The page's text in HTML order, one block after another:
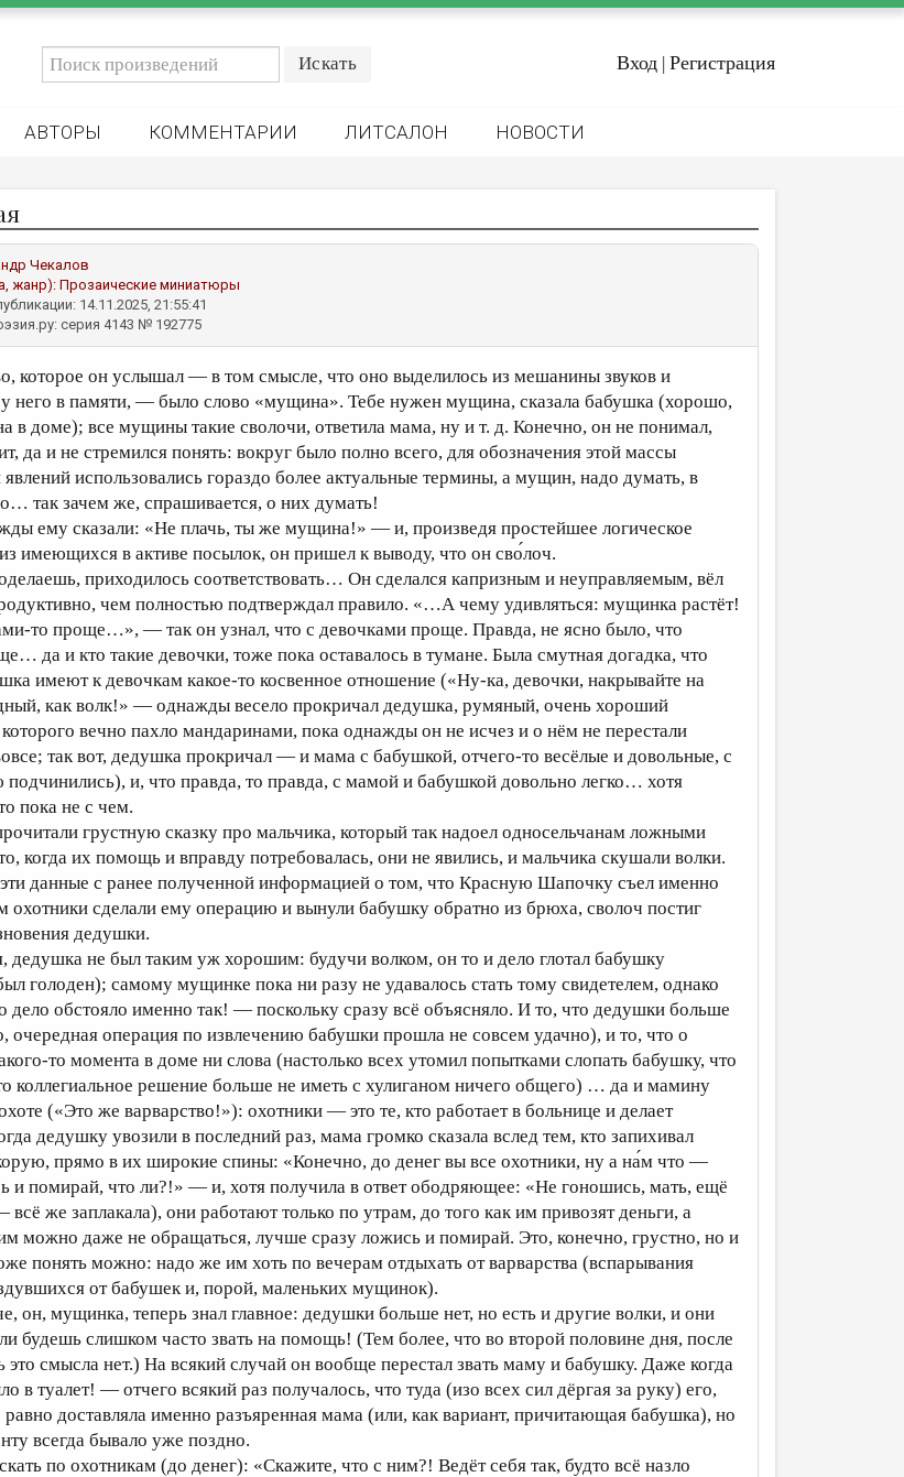
Вход | Регистрация
АВТОРЫ КОММЕНТАРИИ ЛИТСАЛОН НОВОСТИ
Чекалов
жанр):Прозаические миниатюры
14.11.2025, 21:55:41
серия 4143 № 192775
которое он услышал — в том смысле, что оно выделилось из мешанины звуков и
него в памяти, — было слово «мущина». Тебе нужен мущина, сказала бабушка (хорошо,
в доме); все мущины такие сволочи, ответила мама, ну и т. д. Конечно, он не понимал,
да и не стремился понять: вокруг было полно всего, для обозначения этой массы
использовались гораздо более актуальные термины, а мущин, надо думать, в
так зачем же, спрашивается, о них думать!
ему сказали: «Не плачь, ты же мущина!» — и, произведя простейшее логическое
имеющихся в активе посылок, он пришел к выводу, что он сво́лоч.
приходилось соответствовать… Он сделался капризным и неуправляемым, вёл
чем полностью подтверждал правило. «…А чему удивляться: мущинка растёт!
то проще…», — так он узнал, что с девочками проще. Правда, не ясно было, что
да и кто такие девочки, тоже пока оставалось в тумане. Была смутная догадка, что
имеют к девочкам какое-то косвенное отношение («Ну-ка, девочки, накрывайте на
как волк!» — однажды весело прокричал дедушка, румяный, очень хороший
вечно пахло мандаринами, пока однажды он не исчез и о нём не перестали
так вот, дедушка прокричал — и мама с бабушкой, отчего-то весёлые и довольные, с
подчинились), и, что правда, то правда, с мамой и бабушкой довольно легко… хотя
пока не с чем.
грустную сказку про мальчика, который так надоел односельчанам ложными
когда их помощь и вправду потребовалась, они не явились, и мальчика скушали волки.
данные с ранее полученной информацией о том, что Красную Шапочку съел именно
охотники сделали ему операцию и вынули бабушку обратно из брюха, сволоч постиг
дедушки.
дедушка не был таким уж хорошим: будучи волком, он то и дело глотал бабушку
голоден); самому мущинке пока ни разу не удавалось стать тому свидетелем, однако
дело обстояло именно так! — поскольку сразу всё объясняло. И то, что дедушки больше
очередная операция по извлечению бабушки прошла не совсем удачно), и то, что о
то момента в доме ни слова (настолько всех утомил попытками слопать бабушку, что
коллегиальное решение больше не иметь с хулиганом ничего общего) … да и мамину
(«Это же варварство!»): охотники — это те, кто работает в больнице и делает
дедушку увозили в последний раз, мама громко сказала вслед тем, кто запихивал
прямо в их широкие спины: «Конечно, до денег вы все охотники, ну а на́м что —
и помирай, что ли?!» — и, хотя получила в ответ ободряющее: «Не гоношись, мать, ещё
же заплакала), они работают только по утрам, до того как им привозят деньги, а
можно даже не обращаться, лучше сразу ложись и помирай. Это, конечно, грустно, но и
понять можно: надо же им хоть по вечерам отдыхать от варварства (вспарывания
от бабушек и, порой, маленьких мущинок).
он, мущинка, теперь знал главное: дедушки больше нет, но есть и другие волки, и они
будешь слишком часто звать на помощь! (Тем более, что во второй половине дня, после
это смысла нет.) На всякий случай он вообще перестал звать маму и бабушку. Даже когда
в туалет! — отчего всякий раз получалось, что туда (изо всех сил дёргая за руку) его,
равно доставляла именно разъяренная мама (или, как вариант, причитающая бабушка), но
всегда бывало уже поздно.
по охотникам (до денег): «Скажите, что с ним?! Ведёт себя так, будто всё назло